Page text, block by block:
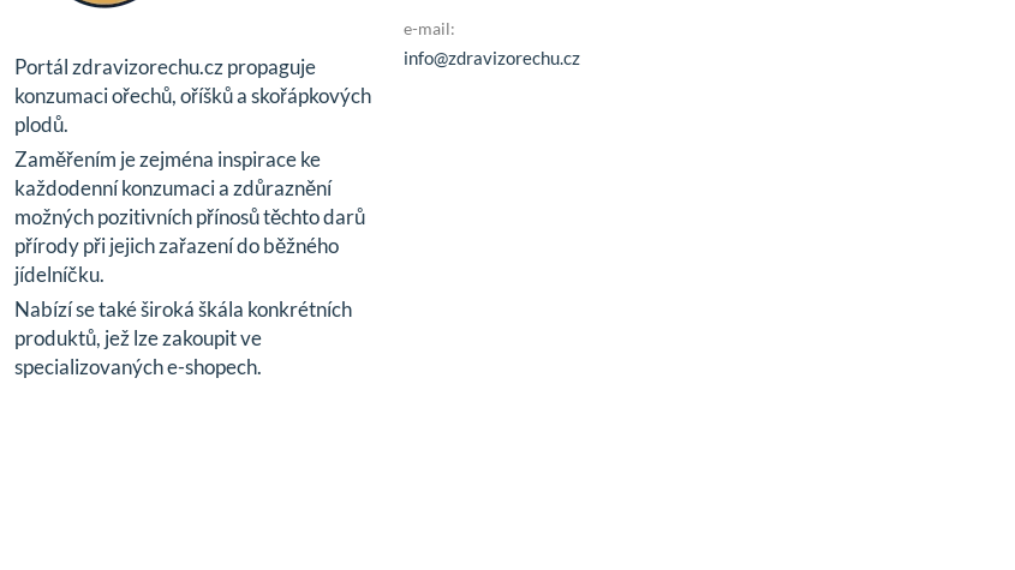
Portál zdravizorechu.cz propaguje
konzumaci ořechů, oříšků a skořápkových
plodů.
Zaměřením je zejména inspirace ke
každodenní konzumaci a zdůraznění
možných pozitivních přínosů těchto darů
přírody při jejich zařazení do běžného
jídelníčku.
Nabízí se také široká škála konkrétních
produktů, jež lze zakoupit ve
specializovaných e-shopech.
e-mail:
info@zdravizorechu.cz